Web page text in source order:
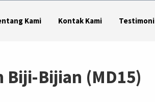
Kami Kontak Kami Testimoni
Biji-Bijian (MD15)